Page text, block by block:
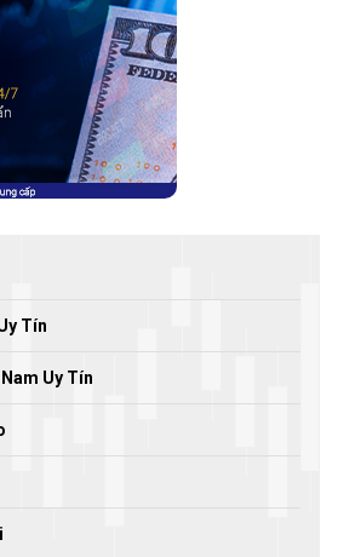
Tín
Uy Tín